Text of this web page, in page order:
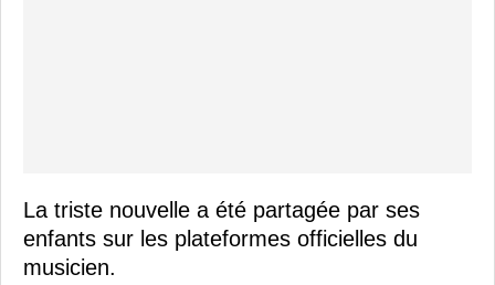
La triste nouvelle a été partagée par ses
enfants sur les plateformes officielles du
musicien.